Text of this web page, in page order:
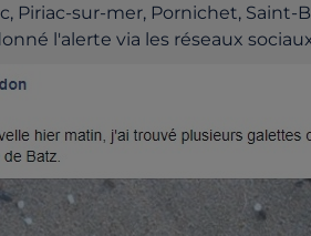
Piriac-sur-mer, Pornichet,
l'alerte via les réseaux